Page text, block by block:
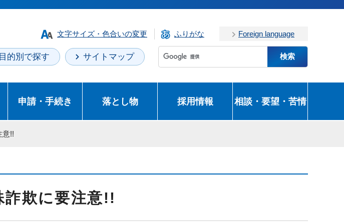
文字サイズ・色合いの変更 ふりがな Foreign language
目的別で探す サイトマップ
申請・手続き 落とし物 採用情報 相談・要望・苦情
意!!
詐欺に要注意!!